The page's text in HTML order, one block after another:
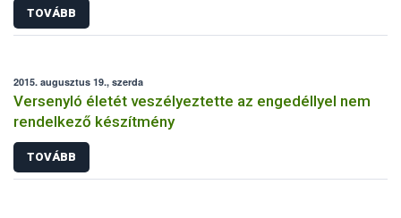
TOVÁBB
2015. augusztus 19., szerda
Versenyló életét veszélyeztette az engedéllyel nem
rendelkező készítmény
TOVÁBB